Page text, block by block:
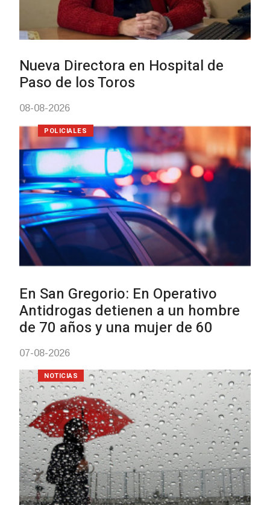
Investigación de policías de
Tacuarembó permitió recuperar
Brasil una camioneta hurtada en
Villa Ansina
04-08-2026
Facultad de Artes llega a Durazno
con dos cursos de formación
03-08-2026
NOTICIAS
NOTICIAS